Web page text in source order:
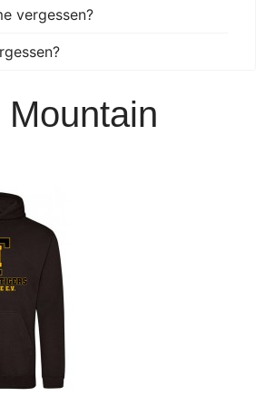
vergessen?
Mountain